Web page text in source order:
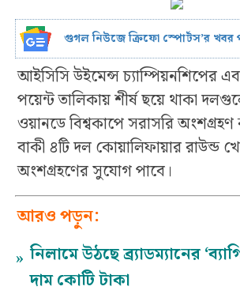
গুগল নিউজে ক্রিফো স্পোর্টস’র
আইসিসি উইমেন্স চ্যাম্পিয়নশিপের
পয়েন্ট তালিকায় শীর্ষ ছয়ে থাকা
ওয়ানডে বিশ্বকাপে সরাসরি
বাকী ৪টি দল কোয়ালিফায়ার রাউন্ড
অংশগ্রহণের সুযোগ পাবে।
আরও পড়ুন:
» নিলামে উঠছে ব্র্যাডম্যানের
দাম কোটি টাকা